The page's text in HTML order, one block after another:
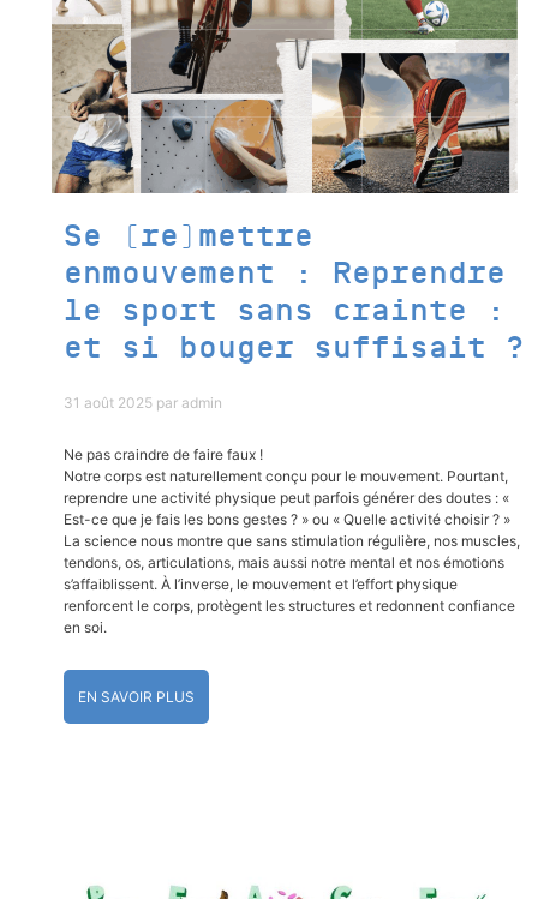
Se (re)mettre
enmouvement : Reprendre
le sport sans crainte :
et si bouger suffisait ?
31 août 2025 par admin
Ne pas craindre de faire faux !
Notre corps est naturellement conçu pour le mouvement. Pourtant,
reprendre une activité physique peut parfois générer des doutes : «
Est-ce que je fais les bons gestes ? » ou « Quelle activité choisir ? »
La science nous montre que sans stimulation régulière, nos muscles,
tendons, os, articulations, mais aussi notre mental et nos émotions
s’affaiblissent. À l’inverse, le mouvement et l’effort physique
renforcent le corps, protègent les structures et redonnent confiance
en soi.
EN SAVOIR PLUS